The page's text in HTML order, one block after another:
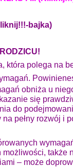
bajka)
która polega na
obniża u
się
do
pełny rozwój i
także
– może